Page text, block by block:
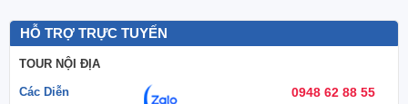
HỖ TRỢ TRỰC TUYẾN
TOUR NỘI ĐỊA
Các Diễn 0948 62 88 55